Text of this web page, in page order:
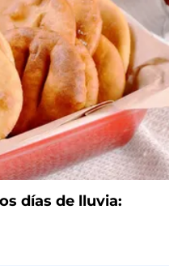
días de lluvia: